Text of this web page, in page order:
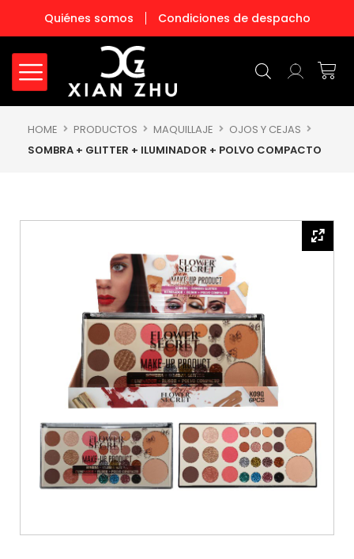
contenido
Quiénes somos Condiciones de despacho
HOME PRODUCTOS MAQUILLAJE
OJOS Y CEJAS
SOMBRA + GLITTER + ILUMINADOR + POLVO COMPACTO